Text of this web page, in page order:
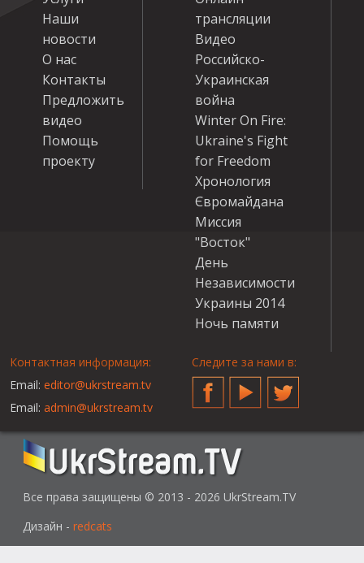
Наши
новости
О нас
Контакты
Предложить
видео
Помощь
проекту
трансляции
Видео
Российско-
Украинская
война
Winter On Fire:
Ukraine's Fight
for Freedom
Хронология
Євромайдана
Миссия
"Восток"
День
Независимости
Украины 2014
Ночь памяти
Контактная информация:
Email: editor@ukrstream.tv
Email: admin@ukrstream.tv
Следите за нами в:
FacebookYouTubeTwitter
Все права защищены © 2013 - 2026 UkrStream.TV
Дизайн - redcats